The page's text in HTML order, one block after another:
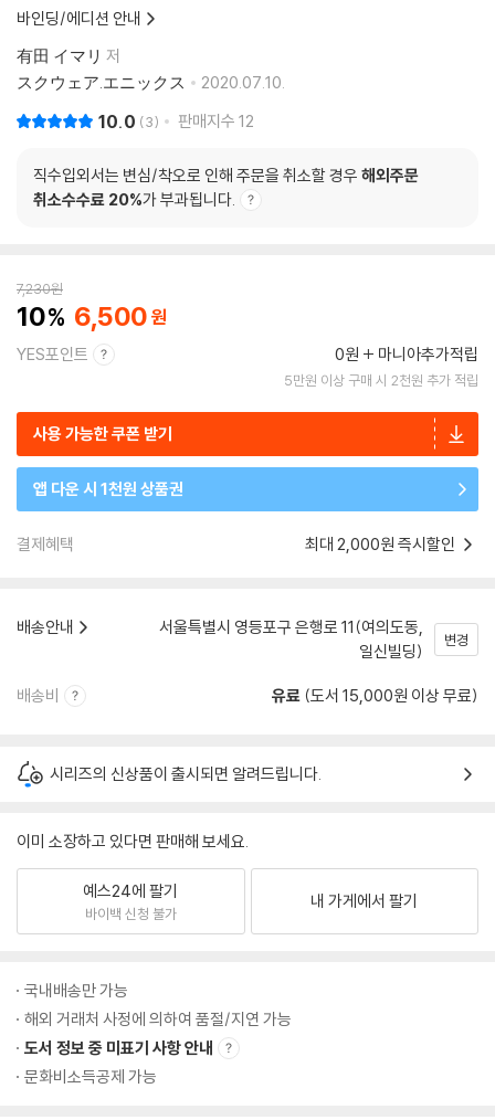
바인딩/에디션 안내
有田 イマリ 저
スクウェア.エニックス
2020.07.10.
10.0 3 판매지수 12
직수입외서는 변심/착오로 인해 주문을 취소할 경우 해외주문
취소수수료 20%가 부과됩니다.
7,230원
10 6,500
YES포인트 0원 마니아추가적립
5만원 이상 구매 시 2천원 추가 적립
사용 가능한 쿠폰 받기
앱 다운 시 1천원 상품권
결제혜택 최대 2,000원 즉시할인
배송안내
서울특별시 영등포구 은행로 11(여의도동,
일신빌딩)
변경
배송비 유료 (도서 15,000원 이상 무료)
시리즈의 신상품이 출시되면 알려드립니다.
이미 소장하고 있다면 판매해 보세요.
예스24에 팔기
바이백 신청 불가
내 가게에서 팔기
국내배송만 가능
해외 거래처 사정에 의하여 품절/지연 가능
도서 정보 중 미표기 사항 안내
문화비소득공제 가능